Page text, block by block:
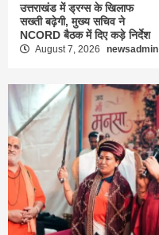
उत्तराखंड में ड्रग्स के खिलाफ
सख्ती बढ़ेगी, मुख्य सचिव ने
NCORD बैठक में दिए कड़े निर्देश
August 7, 2026 newsadmin